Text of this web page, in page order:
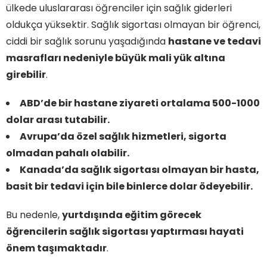
ülkede uluslararası öğrenciler için sağlık giderleri
oldukça yüksektir. Sağlık sigortası olmayan bir öğrenci,
ciddi bir sağlık sorunu yaşadığında hastane ve tedavi
masrafları nedeniyle büyük mali yük altına
girebilir.
ABD’de bir hastane ziyareti ortalama 500-1000
dolar arası tutabilir.
Avrupa’da özel sağlık hizmetleri, sigorta
olmadan pahalı olabilir.
Kanada’da sağlık sigortası olmayan bir hasta,
basit bir tedavi için bile binlerce dolar ödeyebilir.
Bu nedenle,yurtdışında eğitim görecek
öğrencilerin sağlık sigortası yaptırması hayati
önem taşımaktadır.